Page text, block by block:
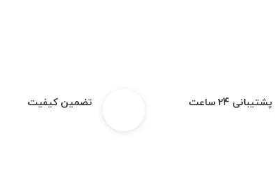
پشتیبانی 24 ساعت تضمین کیفیت